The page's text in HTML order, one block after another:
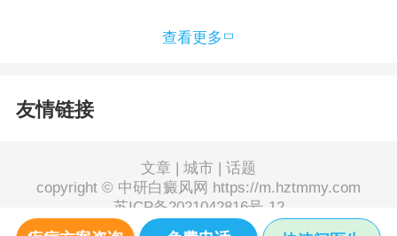
查看更多
友情链接
文章 | 城市 | 话题
copyright © 中研白癜风网 https://m.hztmmy.com
苏ICP备2021042816号-12